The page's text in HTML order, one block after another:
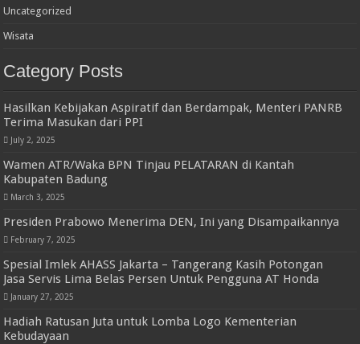
Uncategorized
Wisata
Category Posts
Hasilkan Kebijakan Aspiratif dan Berdampak, Menteri PANRB
Terima Masukan dari PPI
July 2, 2025
Wamen ATR/Waka BPN Tinjau PELATARAN di Kantah
Kabupaten Badung
March 3, 2025
Presiden Prabowo Menerima DEN, Ini yang Disampaikannya
February 7, 2025
Spesial Imlek AHASS Jakarta – Tangerang Kasih Potongan
Jasa Servis Lima Belas Persen Untuk Pengguna AT Honda
January 27, 2025
Hadiah Ratusan Juta untuk Lomba Logo Kementerian
Kebudayaan